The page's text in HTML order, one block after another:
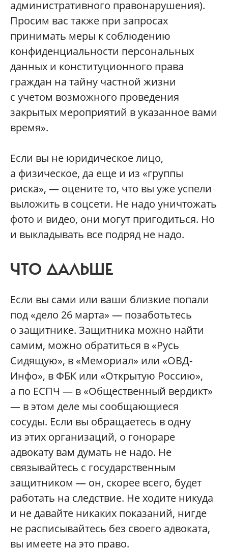
административного правонарушения).
Просим вас также при запросах
принимать меры к соблюдению
конфиденциальности персональных
данных и конституционного права
граждан на тайну частной жизни
с учетом возможного проведения
закрытых мероприятий в указанное вами
время».
Если вы не юридическое лицо,
а физическое, да еще и из «группы
риска», — оцените то, что вы уже успели
выложить в соцсети. Не надо уничтожать
фото и видео, они могут пригодиться. Но
и выкладывать все подряд не надо.
ЧТО ДАЛЬШЕ
Если вы сами или ваши близкие попали
под «дело 26 марта» — позаботьтесь
о защитнике. Защитника можно найти
самим, можно обратиться в «Русь
Сидящую», в «Мемориал» или «ОВД-
Инфо», в ФБК или «Открытую Россию»,
а по ЕСПЧ — в «Общественный вердикт»
— в этом деле мы сообщающиеся
сосуды. Если вы обращаетесь в одну
из этих организаций, о гонораре
адвокату вам думать не надо. Не
связывайтесь с государственным
защитником — он, скорее всего, будет
работать на следствие. Не ходите никуда
и не давайте никаких показаний, нигде
не расписывайтесь без своего адвоката,
вы имеете на это право.